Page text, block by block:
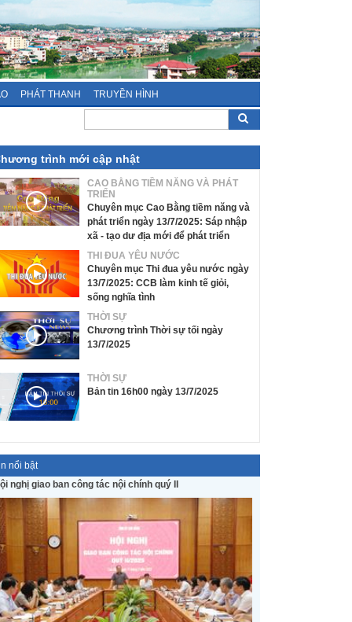
PHÁT THANH TRUYỀN HÌNH
trình mới cập nhật
CAO BẰNG TIỀM NĂNG VÀ PHÁT
TRIỂN
Chuyên mục Cao Bằng tiềm năng và
phát triển ngày 13/7/2025: Sáp nhập
xã - tạo dư địa mới để phát triển
THI ĐUA YÊU NƯỚC
Chuyên mục Thi đua yêu nước ngày
13/7/2025: CCB làm kinh tế giỏi,
sống nghĩa tình
THỜI SỰ
Chương trình Thời sự tối ngày
13/7/2025
THỜI SỰ
Bản tin 16h00 ngày 13/7/2025
nổi bật
nghị giao ban công tác nội chính quý II